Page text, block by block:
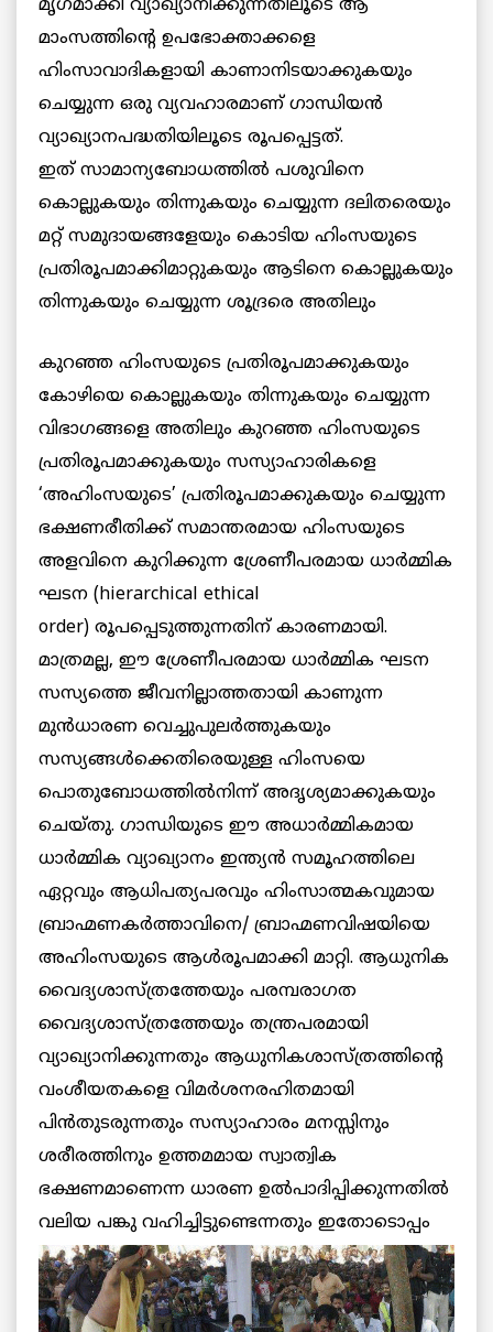
മൃഗമാക്കി വ്യാഖ്യാനിക്കുന്നതിലൂടെ ആ
മാംസത്തിന്റെ ഉപഭോക്താക്കളെ
ഹിംസാവാദികളായി കാണാനിടയാക്കുകയും
ചെയ്യുന്ന ഒരു വ്യവഹാരമാണ് ഗാന്ധിയന്‍
വ്യാഖ്യാനപദ്ധതിയിലൂടെ രൂപപ്പെട്ടത്.
ഇത് സാമാന്യബോധത്തില്‍ പശുവിനെ
കൊല്ലുകയും തിന്നുകയും ചെയ്യുന്ന ദലിതരെയും
മറ്റ് സമുദായങ്ങളേയും കൊടിയ ഹിംസയുടെ
പ്രതിരൂപമാക്കിമാറ്റുകയും ആടിനെ കൊല്ലുകയും
തിന്നുകയും ചെയ്യുന്ന ശൂദ്രരെ അതിലും
കുറഞ്ഞ ഹിംസയുടെ പ്രതിരൂപമാക്കുകയും
കോഴിയെ കൊല്ലുകയും തിന്നുകയും ചെയ്യുന്ന
വിഭാഗങ്ങളെ അതിലും കുറഞ്ഞ ഹിംസയുടെ
പ്രതിരൂപമാക്കുകയും സസ്യാഹാരികളെ
‘അഹിംസയുടെ’ പ്രതിരൂപമാക്കുകയും ചെയ്യുന്ന
ഭക്ഷണരീതിക്ക് സമാന്തരമായ ഹിംസയുടെ
അളവിനെ കുറിക്കുന്ന ശ്രേണീപരമായ ധാര്‍മ്മിക
ഘടന (hierarchical ethical
order) രൂപപ്പെടുത്തുന്നതിന് കാരണമായി.
മാത്രമല്ല, ഈ ശ്രേണീപരമായ ധാര്‍മ്മിക ഘടന
സസ്യത്തെ ജീവനില്ലാത്തതായി കാണുന്ന
മുന്‍ധാരണ വെച്ചുപുലര്‍ത്തുകയും
സസ്യങ്ങള്‍ക്കെതിരെയുള്ള ഹിംസയെ
പൊതുബോധത്തില്‍നിന്ന് അദൃശ്യമാക്കുകയും
ചെയ്തു. ഗാന്ധിയുടെ ഈ അധാര്‍മ്മികമായ
ധാര്‍മ്മിക വ്യാഖ്യാനം ഇന്ത്യന്‍ സമൂഹത്തിലെ
ഏറ്റവും ആധിപത്യപരവും ഹിംസാത്മകവുമായ
ബ്രാഹ്മണകര്‍ത്താവിനെ/ ബ്രാഹ്മണവിഷയിയെ
അഹിംസയുടെ ആള്‍രൂപമാക്കി മാറ്റി. ആധുനിക
വൈദ്യശാസ്ത്രത്തേയും പരമ്പരാഗത
വൈദ്യശാസ്ത്രത്തേയും തന്ത്രപരമായി
വ്യാഖ്യാനിക്കുന്നതും ആധുനികശാസ്ത്രത്തിന്റെ
വംശീയതകളെ വിമര്‍ശനരഹിതമായി
പിന്‍തുടരുന്നതും സസ്യാഹാരം മനസ്സിനും
ശരീരത്തിനും ഉത്തമമായ സ്വാത്വിക
ഭക്ഷണമാണെന്ന ധാരണ ഉല്‍പാദിപ്പിക്കുന്നതില്‍
വലിയ പങ്കു വഹിച്ചിട്ടുണ്ടെന്നതും ഇതോടൊപ്പം